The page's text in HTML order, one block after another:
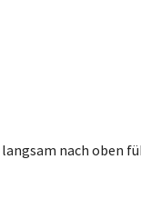
nach oben